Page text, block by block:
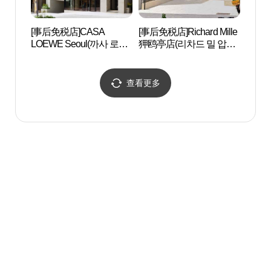
[事后免税店]CASA
LOEWE Seoul(까사 로에
[事后免税店]Richard Mille
狎鸥亭店(리차드 밀 압구
查看更多